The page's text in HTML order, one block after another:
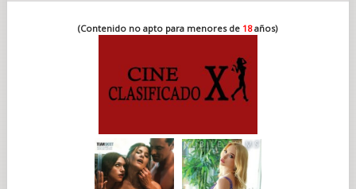
(Contenido no apto para menores de 18años)